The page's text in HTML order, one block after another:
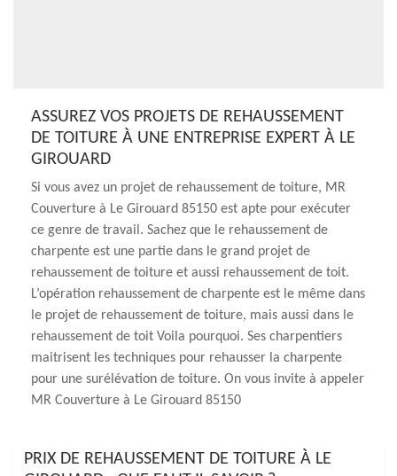
ASSUREZ VOS PROJETS DE REHAUSSEMENT
DE TOITURE À UNE ENTREPRISE EXPERT À LE
GIROUARD
Si vous avez un projet de rehaussement de toiture, MR
Couverture à Le Girouard 85150 est apte pour exécuter
ce genre de travail. Sachez que le rehaussement de
charpente est une partie dans le grand projet de
rehaussement de toiture et aussi rehaussement de toit.
L’opération rehaussement de charpente est le même dans
le projet de rehaussement de toiture, mais aussi dans le
rehaussement de toit Voila pourquoi. Ses charpentiers
maitrisent les techniques pour rehausser la charpente
pour une surélévation de toiture. On vous invite à appeler
MR Couverture à Le Girouard 85150
PRIX DE REHAUSSEMENT DE TOITURE À LE